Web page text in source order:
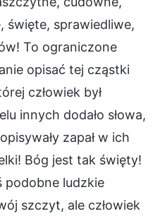
święte, sprawiedliwe,
To ograniczone
opisać tej cząstki
człowiek był
innych dodało słowa,
zapał w ich
Bóg jest tak święty!
podobne ludzkie
szczyt, ale człowiek